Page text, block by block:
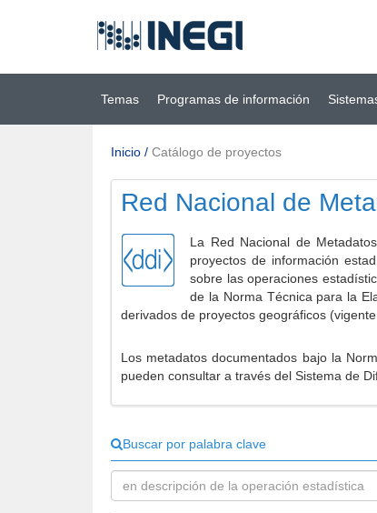
principal
(INEGI)
Temas Programas de información
Inicio / Catálogo de proyectos
Red Nacional de
La Red Nacional de
proyectos de información
sobre las operaciones
de la Norma Técnica para la
derivados de proyectos geográficos
Los metadatos documentados bajo la
pueden consultar a través del Sistema de
Buscar por palabra clave